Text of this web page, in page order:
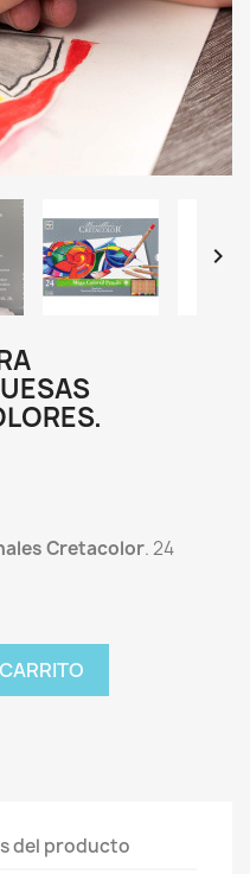

Cretacolor. 24
del producto